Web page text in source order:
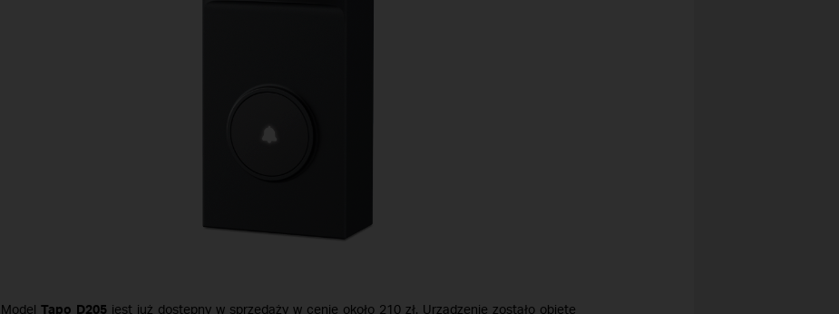
Model Tapo D205 jest już dostępny w sprzedaży w cenie około 210 zł. Urządzenie zostało objęte